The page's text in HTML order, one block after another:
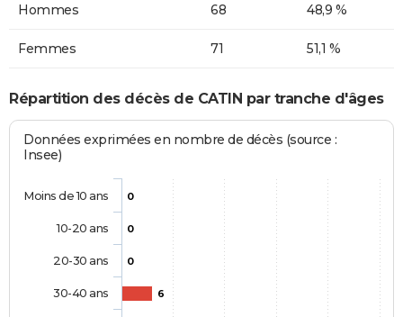
Hommes 68 48,9 %
Femmes 71 51,1 %
Répartition des décès de CATIN par tranche d'âges
Données exprimées en nombre de décès (source :
Insee)
0
0
0
6
Moins de 10 ans
10-20 ans
20-30 ans
30-40 ans